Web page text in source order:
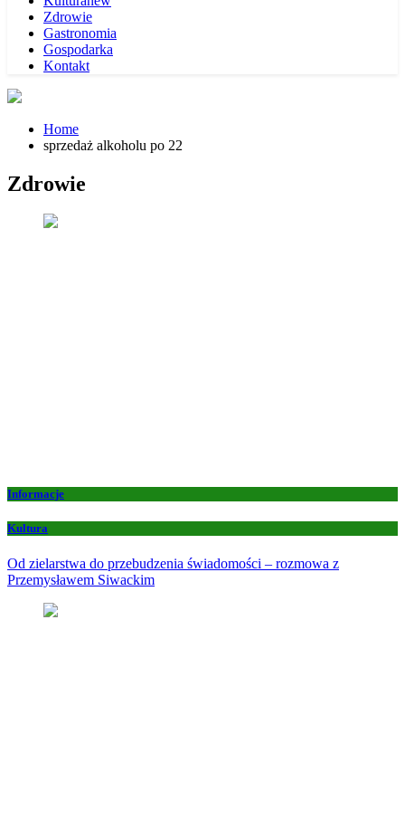
Zdrowie
Gastronomia
Gospodarka
Kontakt
Home
sprzedaż alkoholu po 22
Zdrowie
Informacje
Kultura
Od zielarstwa do przebudzenia świadomości – rozmowa z
Przemysławem Siwackim